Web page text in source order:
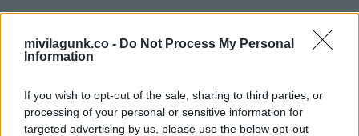
mivilagunk.co - Do Not Process My Personal
Information
If you wish to opt-out of the sale, sharing to third parties, or
processing of your personal or sensitive information for
targeted advertising by us, please use the below opt-out
én vagyok a húsvéti vész,
aztán fújok, mint a permet.
Szabad-e locsolni?